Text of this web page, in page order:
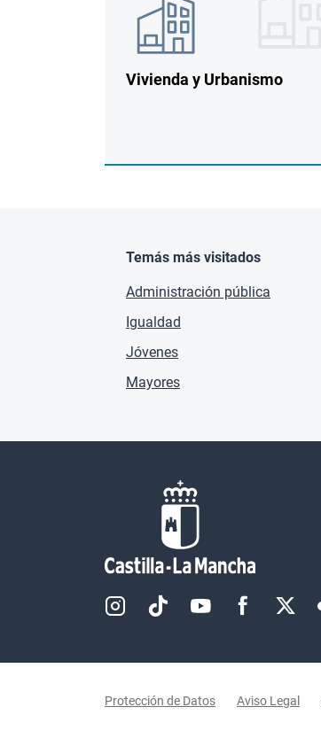
Vivienda y Urbanismo
Temás más visitados
Administración pública
Igualdad
Jóvenes
Mayores
Redes sociales JCCM
Protección de Datos Aviso Legal